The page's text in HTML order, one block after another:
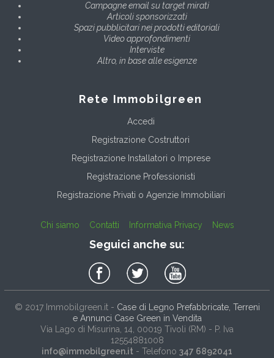
Campagne email su target mirati
Articoli sponsorizzati
Spazi pubblicitari nei prodotti editoriali
Video approfondimenti
Interviste
Altro, in base alle esigenze
Rete Immobilgreen
Accedi
Registrazione Costruttori
Registrazione Installatori o Imprese
Registrazione Professionisti
Registrazione Privati o Agenzie Immobiliari
Chi siamo Contatti Informativa Privacy News
Seguici anche su:
© 2017 Immobilgreen.it- Case di Legno Prefabbricate, Terreni
e Annunci Case Green in Vendita
Via Lago di Misurina, 14 , 00019 Tivoli (RM) - P. Iva
12554881008
info@immobilgreen.it - Telefono 347 6892041